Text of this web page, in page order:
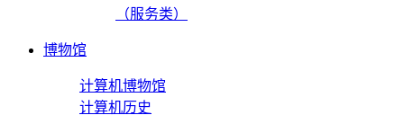
（服务类）
博物馆
计算机博物馆
计算机历史